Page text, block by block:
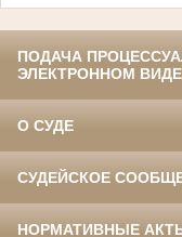
ПОДАЧА
ЭЛЕКТРОННОМ ВИДЕ
О СУДЕ
СУДЕЙСКОЕ
НОРМАТИВНЫЕ